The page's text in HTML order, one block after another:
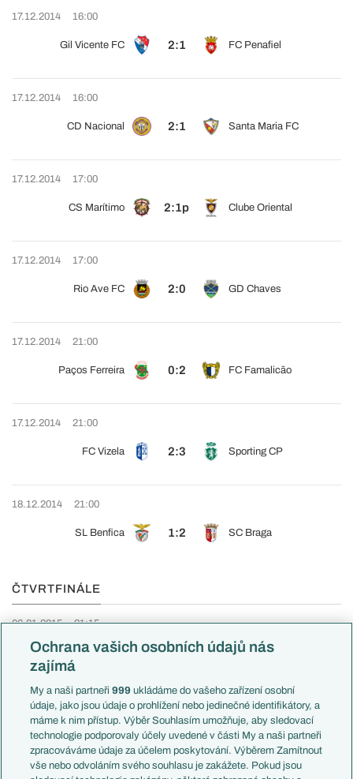
17.12.2014 16:00
Gil Vicente FC 2:1 FC Penafiel
17.12.2014 16:00
CD Nacional 2:1 Santa Maria FC
17.12.2014 17:00
CS Marítimo 2:1p Clube Oriental
17.12.2014 17:00
Rio Ave FC 2:0 GD Chaves
17.12.2014 21:00
Paços Ferreira 0:2 FC Famalicão
17.12.2014 21:00
FC Vizela 2:3 Sporting CP
18.12.2014 21:00
SL Benfica 1:2 SC Braga
ČTVRTFINÁLE
06.01.2015 21:15
Rio Ave FC 5:2 Gil Vicente FC
07.01.2015 20:00
SC Braga 7:1 CF Os Belenenses
Ochrana vašich osobních údajů nás
zajímá
My a naši partneři999 ukládáme do vašeho zařízení osobní
údaje, jako jsou údaje o prohlížení nebo jedinečné identifikátory, a
máme k nim přístup. Výběr Souhlasím umožňuje, aby sledovací
technologie podporovaly účely uvedené v části My a naši partneři
zpracováváme údaje za účelem poskytování. Výběrem Zamítnout
vše nebo odvoláním svého souhlasu je zakážete. Pokud jsou